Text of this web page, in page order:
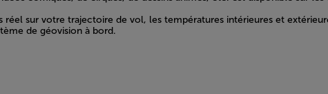
sur votre trajectoire de vol, les températures intérieures et
de géovision à bord.